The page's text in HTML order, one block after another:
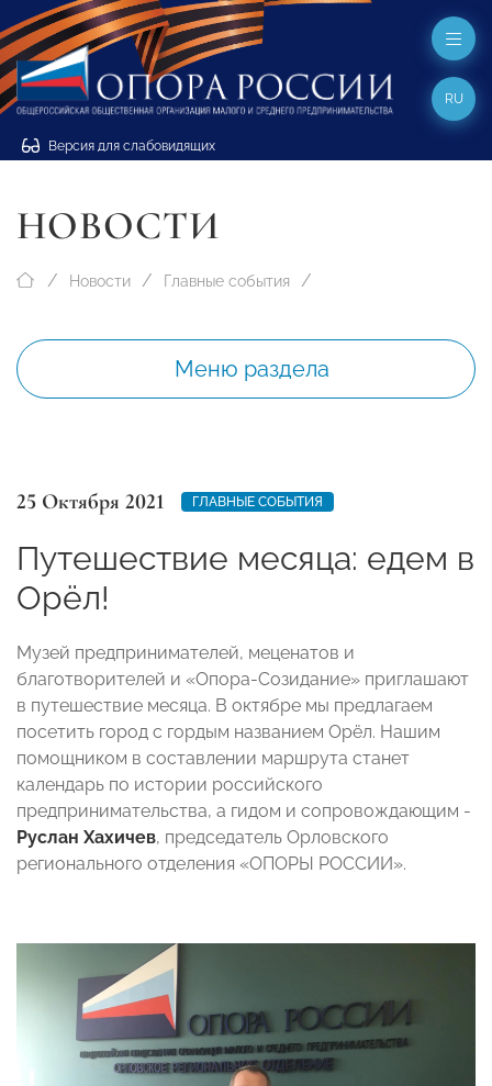
Версия для слабовидящих
RU
НОВОСТИ
Новости Главные события
Меню раздела
25 Октября 2021 ГЛАВНЫЕ СОБЫТИЯ
Путешествие месяца: едем в
Орёл!
Музей предпринимателей, меценатов и
благотворителей и «Опора-Созидание» приглашают
в путешествие месяца. В октябре мы предлагаем
посетить город с гордым названием Орёл. Нашим
помощником в составлении маршрута станет
календарь по истории российского
предпринимательства, а гидом и сопровождающим -
Руслан Хахичев, председатель Орловского
регионального отделения «ОПОРЫ РОССИИ».